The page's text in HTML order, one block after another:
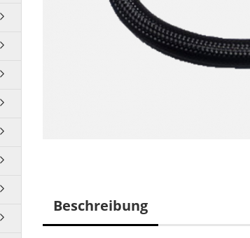
Beschreibung